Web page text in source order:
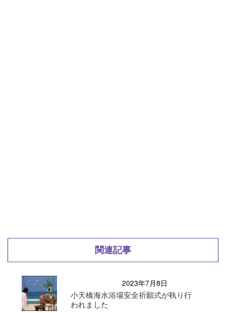
関連記事
2023年7月8日
小天橋海水浴場安全祈願式が執り行
われました